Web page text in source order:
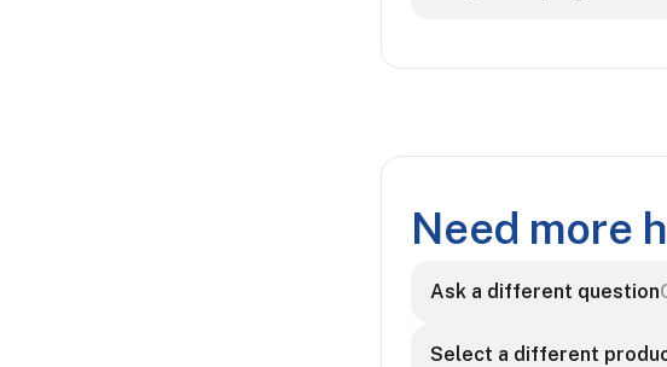
Need more
Ask a different question
Select a different